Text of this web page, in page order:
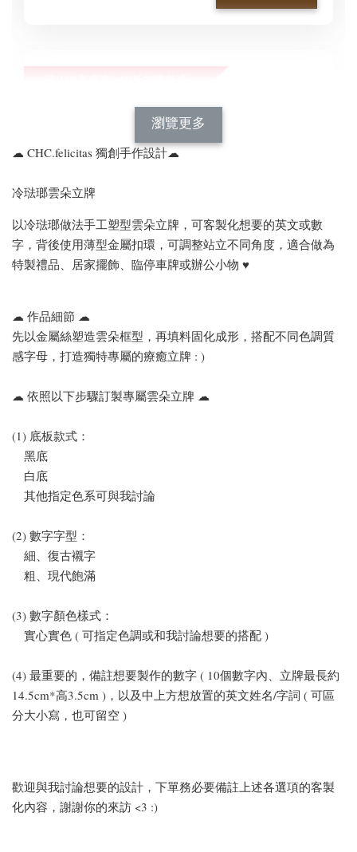
搭深圓方領正肩短袖上
衣BraTop｜3色*3尺寸
NT$ 523 - +
BraTop上衣｜4色*3尺
寸
NT$ 523
瀏覽更多
☁ CHC.felicitas 獨創手作設計☁
冷琺瑯雲朵立牌
以冷琺瑯做法手工塑型雲朵立牌，可客製化想要的英文或數
字，背後使用薄型金屬扣環，可調整站立不同角度，適合做為
特製禮品、居家擺飾、臨停車牌或辦公小物 ♥
☁ 作品細節 ☁
先以金屬絲塑造雲朵框型，再填料固化成形，搭配不同色調質
感字母，打造獨特專屬的療癒立牌 : )
☁ 依照以下步驟訂製專屬雲朵立牌 ☁
(1) 底板款式：
黑底
白底
其他指定色系可與我討論
(2) 數字字型：
細、復古襯字
粗、現代飽滿
(3) 數字顏色樣式：
實心實色 ( 可指定色調或和我討論想要的搭配 )
(4) 最重要的，備註想要製作的數字 ( 10個數字內、立牌最長約
14.5cm*高3.5cm )，以及中上方想放置的英文姓名/字詞 ( 可區
分大小寫，也可留空 )
歡迎與我討論想要的設計，下單務必要備註上述各選項的客製
化內容，謝謝你的來訪 <3 :)